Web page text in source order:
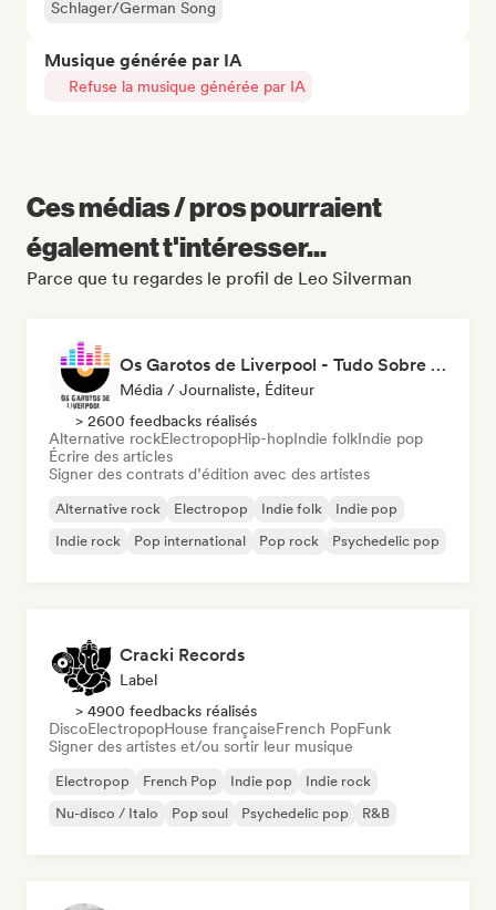
Schlager/German Song
Musique générée par IA
Refuse la musique générée par IA
Ces médias / pros pourraient
également t'intéresser...
Parce que tu regardes le profil de Leo Silverman
Os Garotos de Liverpool - Tudo Sobre Música
Média / Journaliste, Éditeur
> 2600 feedbacks réalisés
Alternative rockElectropopHip-hopIndie folkIndie pop
Écrire des articles
Signer des contrats d’édition avec des artistes
Alternative rock Electropop Indie folk
Indie pop
Indie rock
Pop international Pop rock Psychedelic pop
Cracki Records
Label
> 4900 feedbacks réalisés
DiscoElectropopHouse françaiseFrench PopFunk
Signer des artistes et/ou sortir leur musique
Electropop French Pop Indie pop
Indie rock
Nu-disco / Italo
Pop soul Psychedelic pop R&B